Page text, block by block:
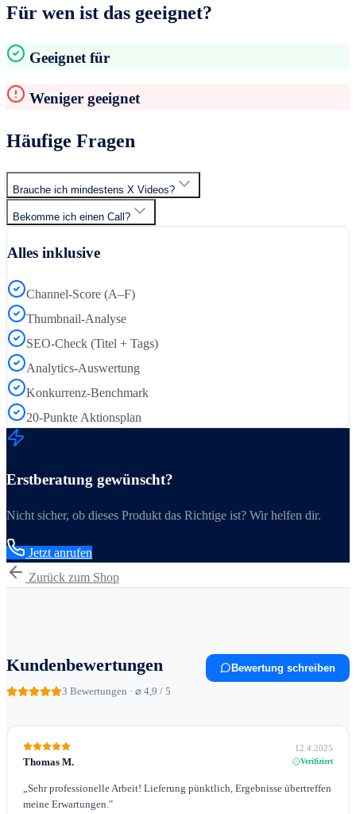
Für wen ist das geeignet?
Geeignet für
Weniger geeignet
Häufige Fragen
Brauche ich mindestens X Videos?
Bekomme ich einen Call?
Alles inklusive
Channel-Score (A–F)
Thumbnail-Analyse
SEO-Check (Titel + Tags)
Analytics-Auswertung
Konkurrenz-Benchmark
20-Punkte Aktionsplan
Erstberatung gewünscht?
Nicht sicher, ob dieses Produkt das Richtige ist? Wir helfen dir.
Jetzt anrufen
Zurück zum Shop
Kundenbewertungen
3 Bewertungen · ⌀ 4,9 / 5
Bewertung schreiben
Thomas M.
12.4.2025
Verifiziert
Sehr professionelle Arbeit! Lieferung pünktlich, Ergebnisse übertreffen
meine Erwartungen. "